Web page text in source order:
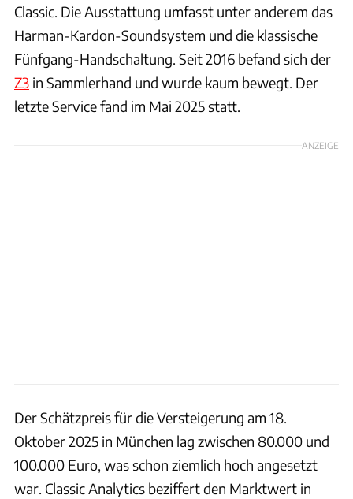
Classic. Die Ausstattung umfasst unter anderem das
Harman-Kardon-Soundsystem und die klassische
Fünfgang-Handschaltung. Seit 2016 befand sich der
Z3 in Sammlerhand und wurde kaum bewegt. Der
letzte Service fand im Mai 2025 statt.
ANZEIGE
Der Schätzpreis für die Versteigerung am 18.
Oktober 2025 in München lag zwischen 80.000 und
100.000 Euro, was schon ziemlich hoch angesetzt
war. Classic Analytics beziffert den Marktwert in